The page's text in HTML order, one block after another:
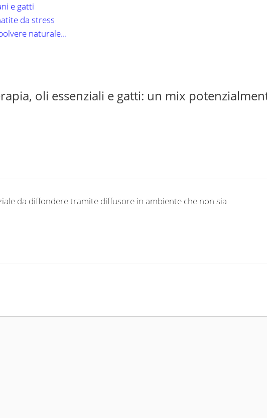
e gatti
da stress
naturale…
oli essenziali e gatti: un mix
da diffondere tramite diffusore in ambiente che non sia